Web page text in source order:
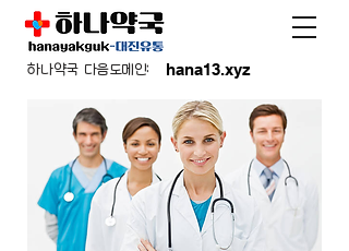
hana13.xyz
하나약국 다음도메인: